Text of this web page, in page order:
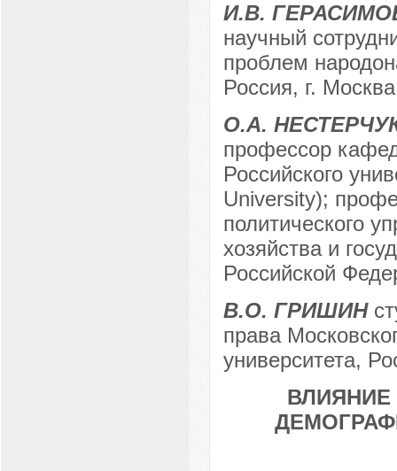
И.В.
научный
проблем
Россия, г. Москва
О.А.
профессор
Российского
University);
политического
хозяйства и
Российской
В.О. ГРИШИН
права
университета,